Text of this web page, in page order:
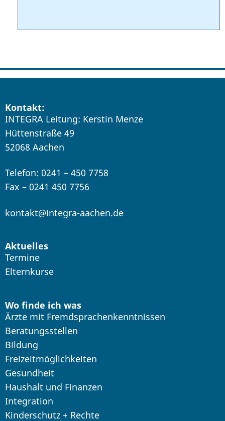
Kontakt:
INTEGRA Leitung: Kerstin Menze
Hüttenstraße 49
52068 Aachen
Telefon: 0241 – 450 7758
Fax – 0241 450 7756
kontakt@integra-aachen.de
Aktuelles
Termine
Elternkurse
Wo finde ich was
Ärzte mit Fremdsprachenkenntnissen
Beratungsstellen
Bildung
Freizeitmöglichkeiten
Gesundheit
Haushalt und Finanzen
Integration
Kinderschutz + Rechte